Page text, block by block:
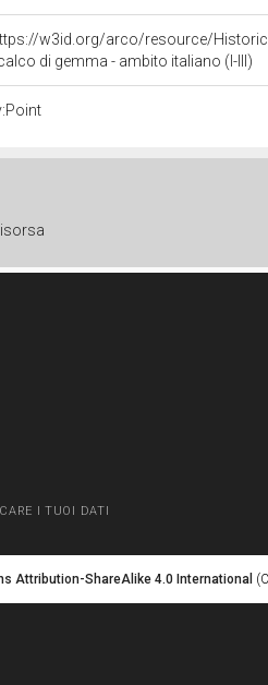
w3id.org/arco/resource/
di gemma - ambito italiano (I-III)
I TUOI DATI
Attribution-ShareAlike 4.0 International